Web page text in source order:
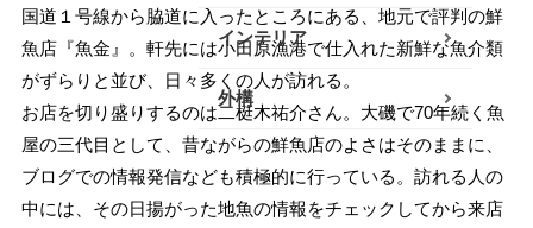
大磯・二宮エリア
小田原エリア
南足柄・開成・山北エリ
ア
インテリア
外構
国道１号線から脇道に入ったところにある、地元で評判の鮮
魚店『魚金』。軒先には小田原漁港で仕入れた新鮮な魚介類
がずらりと並び、日々多くの人が訪れる。
お店を切り盛りするのは二梃木祐介さん。大磯で70年続く魚
屋の三代目として、昔ながらの鮮魚店のよさはそのままに、
ブログでの情報発信なども積極的に行っている。訪れる人の
中には、その日揚がった地魚の情報をチェックしてから来店